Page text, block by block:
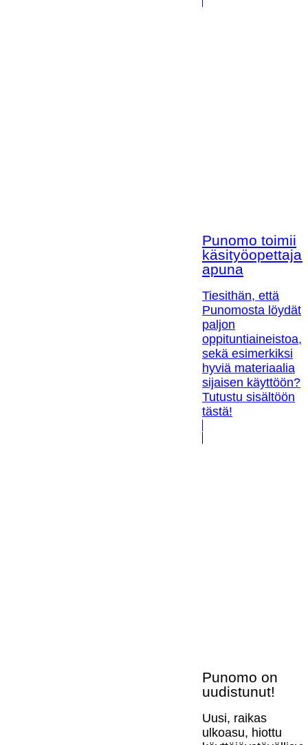
Punomo toimii
apuna
Tiesithän, että
Punomosta löydät
paljon
oppituntiaineistoa,
sekä esimerkiksi
hyviä materiaalia
sijaisen käyttöön?
Tutustu sisältöön
tästä!
Punomo on
uudistunut!
Uusi, raikas
ulkoasu, hiottu